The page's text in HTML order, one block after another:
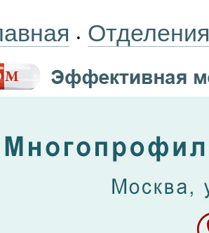
• Отделения